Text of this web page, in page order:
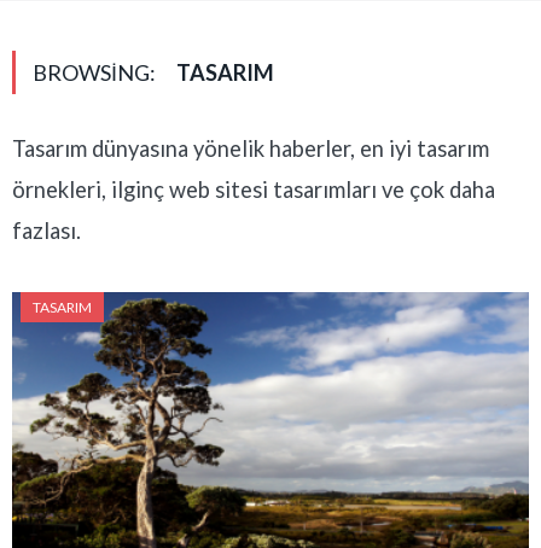
BROWSING: TASARIM
Tasarım dünyasına yönelik haberler, en iyi tasarım
örnekleri, ilginç web sitesi tasarımları ve çok daha
fazlası.
TASARIM